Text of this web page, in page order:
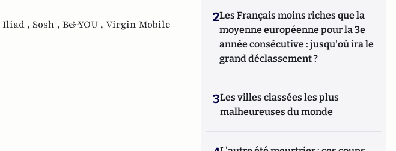
Iliad , Sosh , B&YOU , Virgin Mobile
2Les Français moins riches que la
moyenne européenne pour la 3e
année consécutive : jusqu'où ira le
grand déclassement ?
3Les villes classées les plus
malheureuses du monde